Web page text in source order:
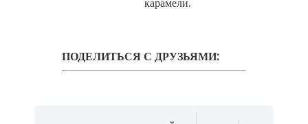
карамели.
ПОДЕЛИТЬСЯ С ДРУЗЬЯМИ: